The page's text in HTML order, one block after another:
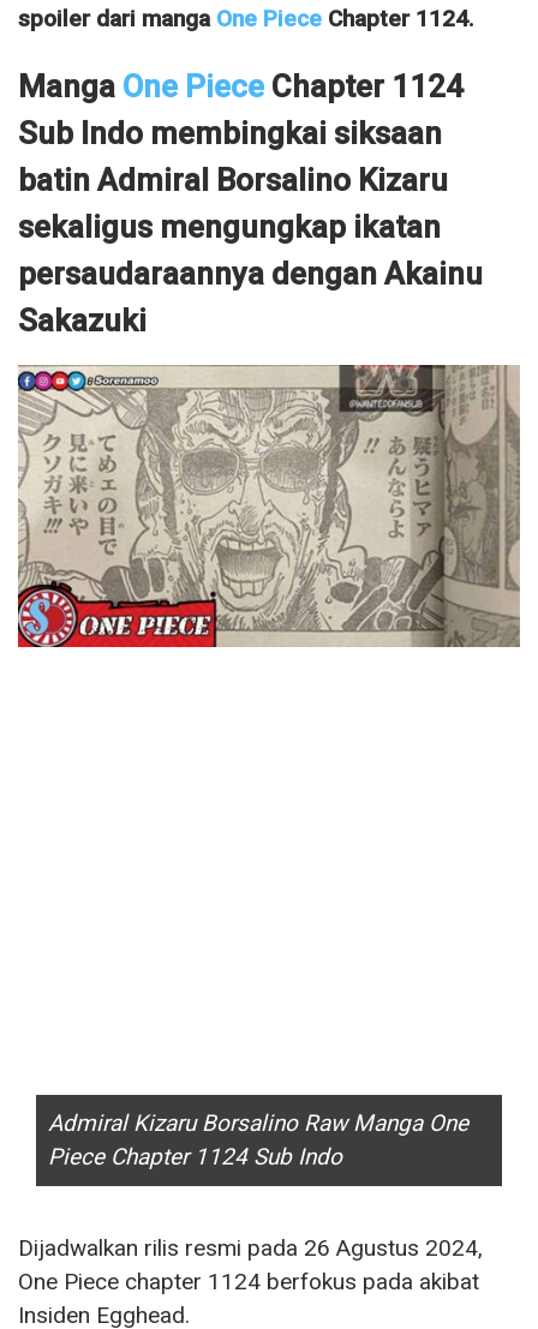
spoiler dari manga One Piece Chapter 1124.
Manga One Piece Chapter 1124
Sub Indo membingkai siksaan
batin Admiral Borsalino Kizaru
sekaligus mengungkap ikatan
persaudaraannya dengan Akainu
Sakazuki
Admiral Kizaru Borsalino Raw Manga One
Piece Chapter 1124 Sub Indo
Dijadwalkan rilis resmi pada 26 Agustus 2024,
One Piece chapter 1124 berfokus pada akibat
Insiden Egghead.